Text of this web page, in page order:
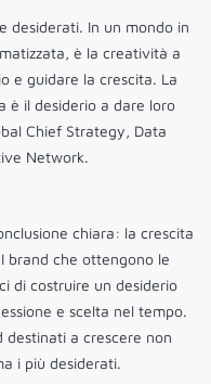
desiderati. In un mondo in
è la creatività a
e guidare la crescita. La
è il desiderio a dare loro
Chief Strategy, Data
Network.
chiara: la crescita
brand che ottengono le
di costruire un desiderio
e scelta nel tempo.
destinati a crescere non
i più desiderati.